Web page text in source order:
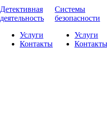
Детективная
деятельность
Услуги
Контакты
Системы
безопасности
Услуги
Контакты